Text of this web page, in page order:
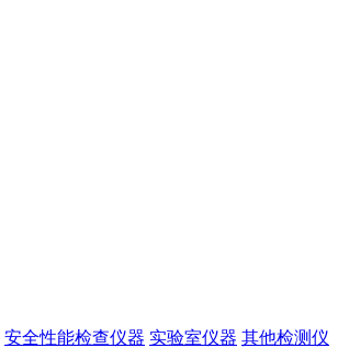
安全性能检查仪器 实验室仪器 其他检测仪